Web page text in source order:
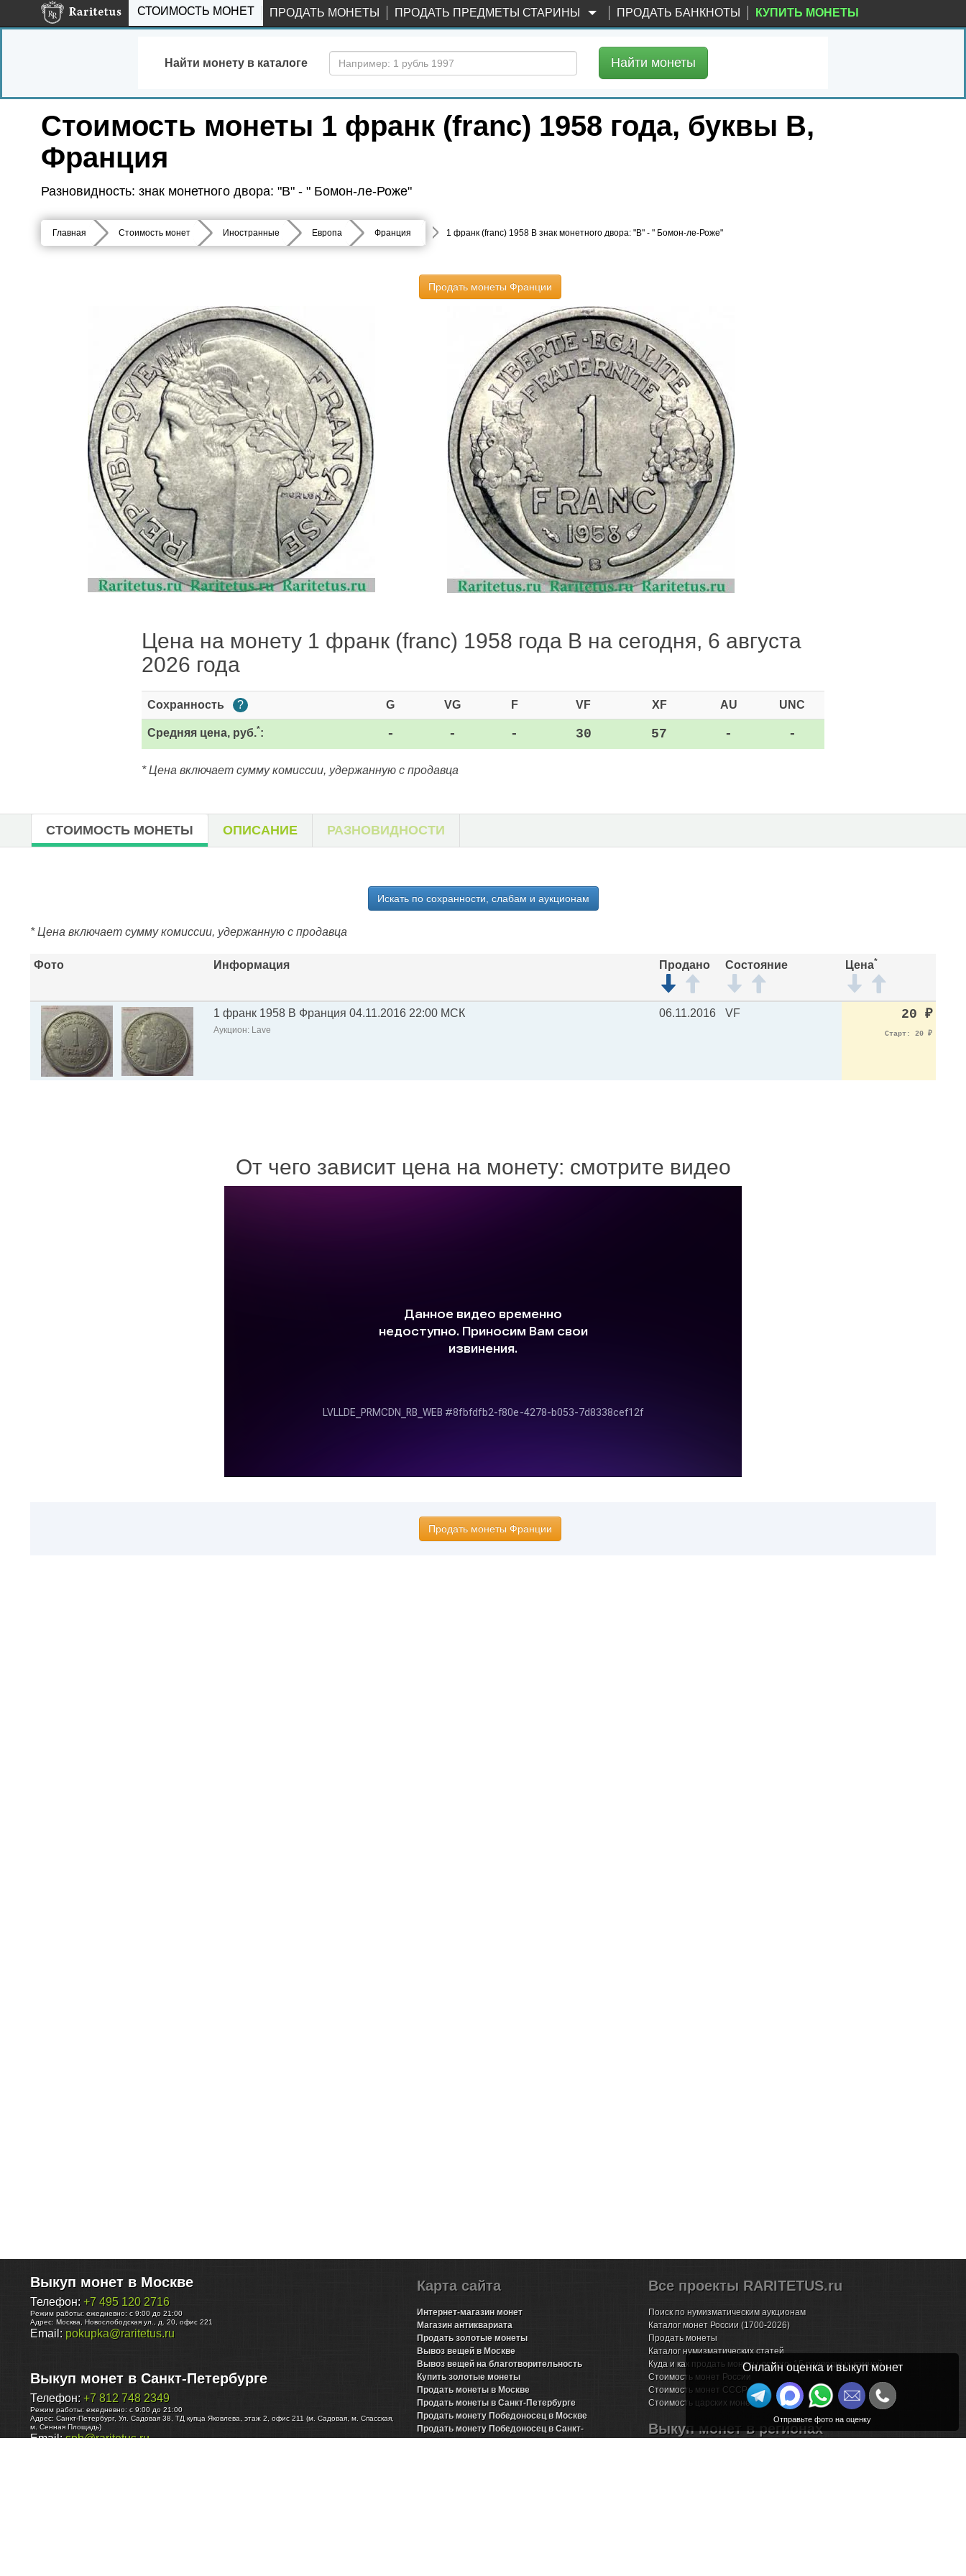
СТОИМОСТЬ МОНЕТ ПРОДАТЬ МОНЕТЫ ПРОДАТЬ ПРЕДМЕТЫ СТАРИНЫ ПРОДАТЬ БАНКНОТЫ КУПИТЬ МОНЕТЫ
Найти монету в каталоге Найти монеты
Стоимость монеты 1 франк (franc) 1958 года, буквы B,
Франция
Разновидность: знак монетного двора: "B" - " Бомон-ле-Роже"
Главная Стоимость монет Иностранные Европа Франция 1 франк (franc) 1958 B знак монетного двора: "B" - " Бомон-ле-Роже"
Продать монеты Франции
Цена на монету 1 франк (franc) 1958 года B на сегодня, 6 августа
2026 года
Сохранность ? G VG F VF XF AU UNC
Средняя цена, руб.*: - - - 30 57 - -
* Цена включает сумму комиссии, удержанную с продавца
СТОИМОСТЬ МОНЕТЫ ОПИСАНИЕ РАЗНОВИДНОСТИ
Искать по сохранности, слабам и аукционам
* Цена включает сумму комиссии, удержанную с продавца
Фото Информация Продано Состояние Цена*
1 франк 1958 В Франция 04.11.2016 22:00 МСК
Аукцион: Lave
06.11.2016 VF 20 ₽
Старт: 20 ₽
От чего зависит цена на монету: смотрите видео
Продать монеты Франции
Выкуп монет в Москве
Телефон: +7 495 120 2716
Режим работы: ежедневно: с 9:00 до 21:00
Адрес: Москва Новослободская ул., д. 20, офис 221
Email: pokupka@raritetus.ru
Выкуп монет в Санкт-Петербурге
Телефон: +7 812 748 2349
Режим работы: ежедневно: с 9:00 до 21:00
Адрес: Санкт-Петербург, Ул. Садовая 38, ТД купца Яковлева, этаж 2, офис 211 (м. Садовая, м. Спасская,
м. Сенная Площадь)
Email:spb@raritetus.ru
Карта сайта
Интернет-магазин монет
Магазин антиквариата
Продать золотые монеты
Вывоз вещей в Москве
Вывоз вещей на благотворительность
Купить золотые монеты
Продать монеты в Москве
Продать монеты в Санкт-Петербурге
Продать монету Победоносец в Москве
Продать монету Победоносец в Санкт-
Все проекты RARITETUS.ru
Поиск по нумизматическим аукционам
Каталог монет России (1700-2026)
Продать монеты
Каталог нумизматических статей
Куда и как продать монеты дорого: 15 подводных камней
Стоимость монет России
Стоимость монет СССР
Стоимость царских монет
Выкуп монет в регионах
Онлайн оценка и выкуп монет